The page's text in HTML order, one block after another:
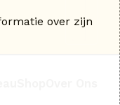
over zijn